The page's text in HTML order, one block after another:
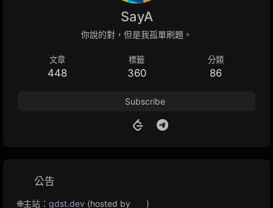
SayA
你說的對，但是我孤單刷題。
文章
448
標籤
360
分類
86
Subscribe
公告
🌐主站： gdst.dev (hosted by
)